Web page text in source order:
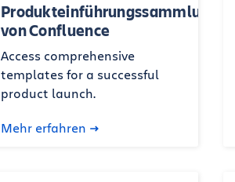
Produkteinführungssammlung
von Confluence
Access comprehensive
templates for a successful
product launch.
Mehr erfahren